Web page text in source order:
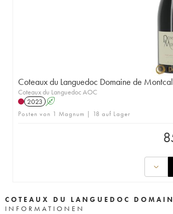
Coteaux du Languedoc Domaine de
Coteaux du Languedoc AOC
2023 A
Posten von 1 Magnum | 18 auf Lager
COTEAUX DU LANGUEDOC
INFORMATIONEN